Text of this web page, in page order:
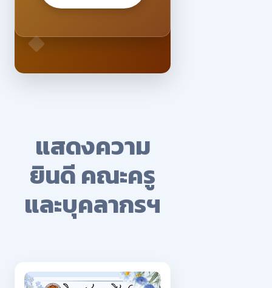
แสดงความ
ยินดี คณะครู
และบุคลากรฯ